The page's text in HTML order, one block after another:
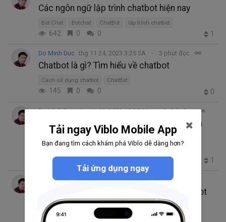
Các ngôn ngữ lập trình chatbot hiện nay
Bot Chat Botchat ChatBot lập trình chatbot
642 0 0 1
Do Minh Duc thg 11 24, 2023 3:25 SA 3 phút đọc
Chatbot là gì? Tìm hiểu về chatbot
Cách sử dụng chatbot ChatBot
145 0 0 0
Do Minh Duc thg 11 23, 2023 10:35 SA 5 phút đọc
Các lỗi thường gặp khi sử dụng chatbot và
cách khắc phục
Cách sử dụng chatbot lỗi khi sử dụng chatbot
399 0 0 1
Do Minh Duc thg 11 23, 2023 8:02 SA 7 phút đọc
So sánh những điểm khác biệt giữa Chatbot
và Trợ lý ảo
ChatBot
Tải ngay Viblo Mobile App
Bạn đang tìm cách khám phá Viblo dễ dàng hơn?
Tải ứng dụng ngay